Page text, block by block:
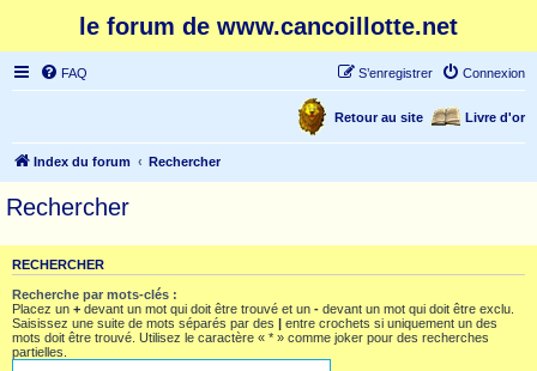
le forum de www.cancoillotte.net
FAQ Connexion
S’enregistrer
Livre d'or
Retour au site
Index du forum Rechercher
Rechercher
RECHERCHER
Recherche par mots-clés :
Placez un + devant un mot qui doit être trouvé et un - devant un mot qui doit être exclu.
Saisissez une suite de mots séparés par des | entre crochets si uniquement un des
mots doit être trouvé. Utilisez le caractère « * » comme joker pour des recherches
partielles.